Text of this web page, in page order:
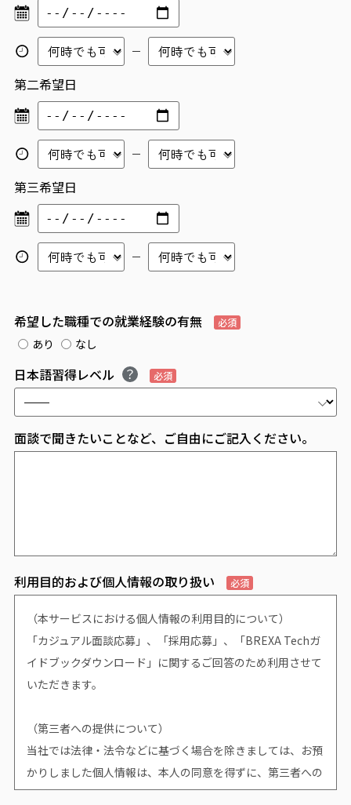
第二希望日
第三希望日
希望した職種での就業経験の有無 必須
あり なし
日本語習得レベル 必須
面談で聞きたいことなど、ご自由にご記入ください。
利用目的および個人情報の取り扱い 必須
（本サービスにおける個人情報の利用目的について）
「カジュアル面談応募」、「採用応募」、「BREXA Techガ
イドブックダウンロード」に関するご回答のため利用させて
いただきます。
（第三者への提供について）
当社では法律・法令などに基づく場合を除きましては、お預
かりしました個人情報は、本人の同意を得ずに、第三者への
提供はいたしません。